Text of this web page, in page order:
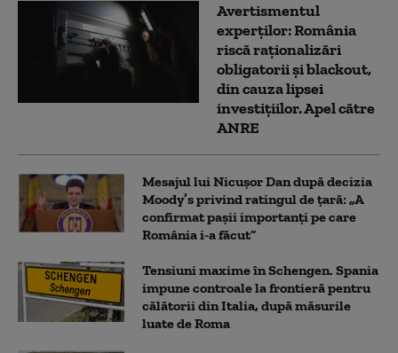
Avertismentul
experților: România
riscă raționalizări
obligatorii și blackout,
din cauza lipsei
investițiilor. Apel către
ANRE
Mesajul lui Nicușor Dan după decizia
Moody’s privind ratingul de țară: „A
confirmat pașii importanți pe care
România i-a făcut”
Tensiuni maxime în Schengen. Spania
impune controale la frontieră pentru
călătorii din Italia, după măsurile
luate de Roma